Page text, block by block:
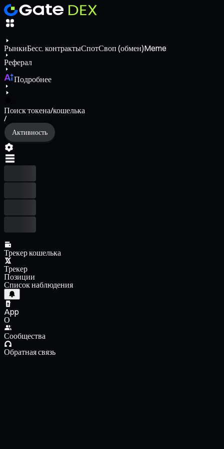
РынкиБесс. контрактыСпотСвоп (обмен)Meme
Реферал
Подробнее
Поиск токена/кошелька
/
Активность
Трекер кошелька
Трекер
Позиции
Список наблюдения
App
О
Сообщества
Обратная связь